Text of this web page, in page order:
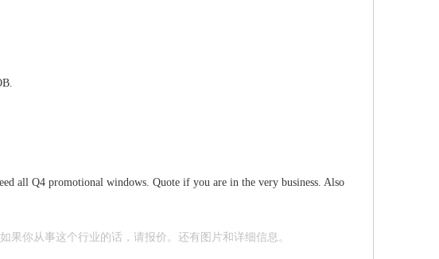
all Q4 promotional windows. Quote if you are in the very business. Also
你从事这个行业的话，请报价。还有图片和详细信息。